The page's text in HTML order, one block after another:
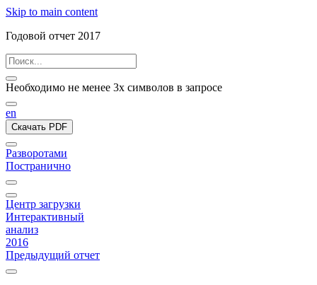
Skip to main content
Годовой отчет 2017
Необходимо не менее 3х символов в запросе
en
Скачать PDF
Разворотами
Постранично
Центр загрузки
Интерактивный
анализ
2016
Предыдущий отчет